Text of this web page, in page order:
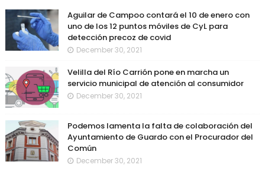
Aguilar de Campoo contará el 10 de enero con
uno de los 12 puntos móviles de CyL para
detección precoz de covid
December 30, 2021
Velilla del Río Carrión pone en marcha un
servicio municipal de atención al consumidor
December 30, 2021
Podemos lamenta la falta de colaboración del
Ayuntamiento de Guardo con el Procurador del
Común
December 30, 2021